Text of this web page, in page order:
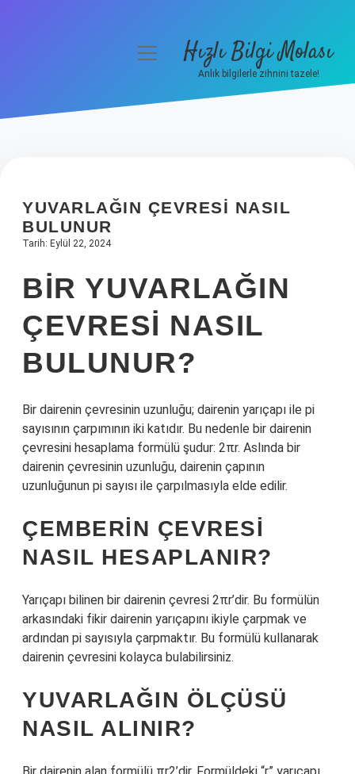
Hakkımızda
menüyüHızlı Bilgi Molası
Anlık bilgilerle zihnini tazele!
YUVARLAĞIN ÇEVRESI NASIL
BULUNUR
Tarih: Eylül 22, 2024
BIR YUVARLAĞIN
ÇEVRESI NASIL
BULUNUR?
Bir dairenin çevresinin uzunluğu; dairenin yarıçapı ile pi
sayısının çarpımının iki katıdır. Bu nedenle bir dairenin
çevresini hesaplama formülü şudur: 2πr. Aslında bir
dairenin çevresinin uzunluğu, dairenin çapının
uzunluğunun pi sayısı ile çarpılmasıyla elde edilir.
ÇEMBERIN ÇEVRESI
NASIL HESAPLANIR?
Yarıçapı bilinen bir dairenin çevresi 2πr’dir. Bu formülün
arkasındaki fikir dairenin yarıçapını ikiyle çarpmak ve
ardından pi sayısıyla çarpmaktır. Bu formülü kullanarak
dairenin çevresini kolayca bulabilirsiniz.
YUVARLAĞIN ÖLÇÜSÜ
NASIL ALINIR?